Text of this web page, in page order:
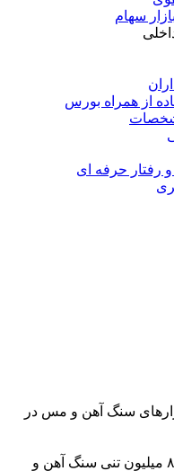
سهام
از همراه بورس
رفتار حرفه­ ای
سنگ آهن و مس در
گزارش اختصاصی ومعادن/ صادرات ۸۱ میلیون تنی سنگ آهن و